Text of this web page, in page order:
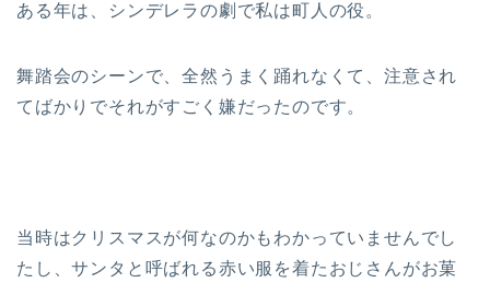
ある年は、シンデレラの劇で私は町人の役。
舞踏会のシーンで、全然うまく踊れなくて、注意され
てばかりでそれがすごく嫌だったのです。
当時はクリスマスが何なのかもわかっていませんでし
たし、サンタと呼ばれる赤い服を着たおじさんがお菓